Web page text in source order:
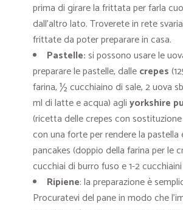
prima di girare la frittata per farla
dall’altro lato. Troverete in rete
frittate da poter preparare in casa.
Pastelle: si possono usare le
preparare le pastelle, dallecrepes(
farina, ½ cucchiaino di sale, 2 uova
ml di latte e acqua) agliyorkshire
(ricettadelle crepes con
con una forte per rendere la pastella
pancakes (doppio della farina per le
cucchiai di burro fuso e 1-2
Ripiene: la preparazione è
Procuratevi del pane in modo che